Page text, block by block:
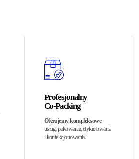
Profesjonalny
Co-Packing
Oferujemy kompleksowe
usługi pakowania, etykietowania
i konfekcjonowania.